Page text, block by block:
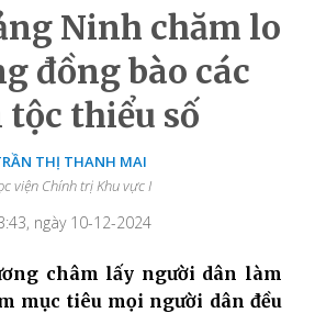
Ninh chăm lo
đồng bào các
tộc thiểu số
THỊ THANH MAI
viện Chính trị Khu vực I
ngày 10-12-2024
châm lấy người dân làm
mục tiêu mọi người dân đều